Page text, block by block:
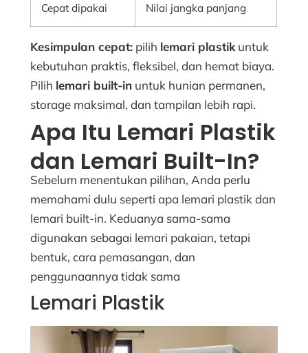
Cepat dipakai Nilai jangka panjang
Kesimpulan cepat: pilih lemari plastik untuk
kebutuhan praktis, fleksibel, dan hemat biaya.
Pilih lemari built-in untuk hunian permanen,
storage maksimal, dan tampilan lebih rapi.
Apa Itu Lemari Plastik
dan Lemari Built-In?
Sebelum menentukan pilihan, Anda perlu
memahami dulu seperti apa lemari plastik dan
lemari built-in. Keduanya sama-sama
digunakan sebagai lemari pakaian, tetapi
bentuk, cara pemasangan, dan
penggunaannya tidak sama
Lemari Plastik